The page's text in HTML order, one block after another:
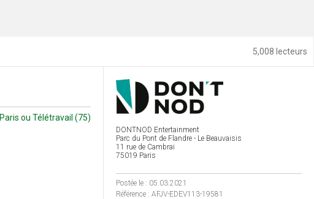
5,008 lecteurs
DONTNOD Entertainment
Parc du Pont de Flandre - Le Beauvaisis
11 rue de Cambrai
75019 Paris
Postée le : 05.03.2021
Référence : AFJV-EDEV113-19581
Paris ou Télétravail (75)